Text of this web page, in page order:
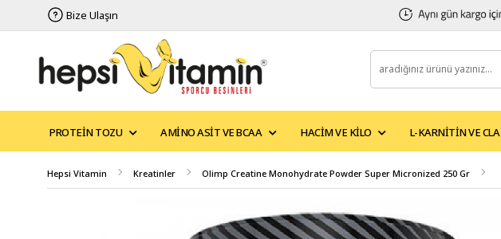
Bize Ulaşın
PROTEIN TOZU AMINO ASIT VE BCAA HACIM VE KILO L-KARNITIN VE CLA
Hepsi Vitamin Kreatinler Olimp Creatine Monohydrate Powder Super Micronized 250 Gr